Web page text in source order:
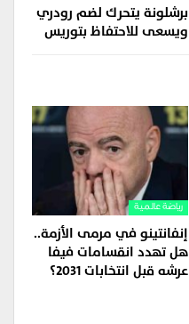
برشلونة يتحرك لضم رودري
ويسعى للاحتفاظ بتوريس
رياضة عالمية
إنفانتينو في مرمى الأزمة..
هل تهدد انقسامات فيفا
عرشه قبل انتخابات 2031؟